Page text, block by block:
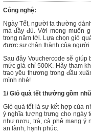
Công nghệ:
Ngày Tết, người ta thường
mà đầy đủ. Với mong muốn
trong năm tới. Lựa chọn giỏ
được sự chân thành của người
Sau đây Vouchercode sẽ
mức giá chỉ 500K. Hãy tham
trao yêu thương trong đầu
mình nhé!
1/ Giỏ quà tết thường gồm
Giỏ quà tết là sự kết hợp của
ý nghĩa tượng trưng cho ngày
như rượu, trà, cà phê mang ý
an lành, hạnh phúc.